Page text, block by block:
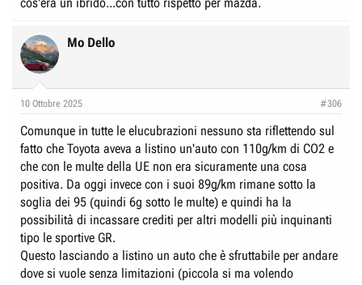
Resta da chiarire come è a livello di silenziosità dell'abitacolo, confort di
guida, tenuta su strada, equipaggiamenti, queste cose qui che fanno la
differenza.
Le cose che non mi piacciono al momento sono la lamiera a vista
all'interno, il finestrino posteriore a compasso che sembra anche molto
caso di urto costa più dell'auto.
Diciamo bell'auto in teoria, ma in pratica bisognerà considerare anche
questi fattori.
Mo Dello
10 Ottobre 2025 #306
Comunque in tutte le elucubrazioni nessuno sta riflettendo sul
fatto che Toyota aveva a listino un'auto con 110g/km di CO2 e
che con le multe della UE non era sicuramente una cosa
positiva. Da oggi invece con i suoi 89g/km rimane sotto la
soglia dei 95 (quindi 6g sotto le multe) e quindi ha la
possibilità di incassare crediti per altri modelli più inquinanti
tipo le sportive GR.
Questo lasciando a listino un auto che è sfruttabile per andare
dove si vuole senza limitazioni (piccola si ma volendo